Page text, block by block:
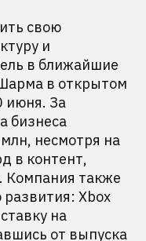
свою
и
в ближайшие
в открытом
июня. За
бизнеса
несмотря на
в контент,
Компания также
Xbox
на
от выпуска